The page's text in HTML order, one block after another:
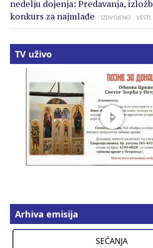
nedelju dojenja: Predavanja,
konkurs za najmlađe
IZDVOJENO VESTI
TV uživo
Arhiva emisija
SEĆANJA